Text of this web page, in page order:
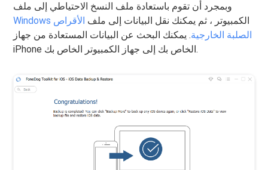
وبمجرد أن تقوم باستعادة ملف النسخ الاحتياطي إلى ملف
Windows
الكمبيوتر ، ثم يمكنك نقل البيانات إلى ملف الأقراص
الصلبة الخارجية. يمكنك البحث عن البيانات المستعادة من جهاز
iPhone الخاص بك إلى جهاز الكمبيوتر الخاص بك.